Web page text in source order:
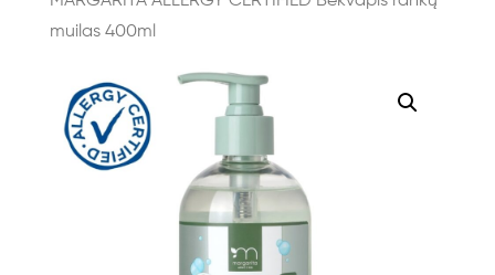
muilas 400ml